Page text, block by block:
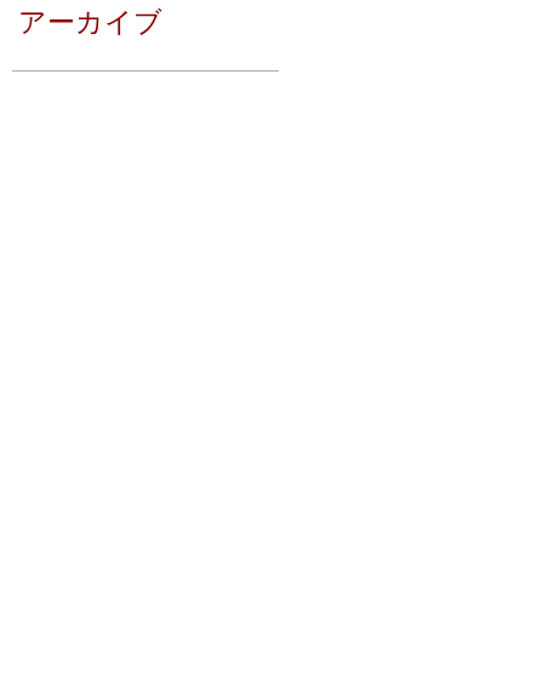
アーカイブ